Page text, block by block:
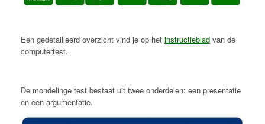
Een gedetailleerd overzicht vind je op het instructieblad van de
computertest.
De mondelinge test bestaat uit twee onderdelen: een presentatie
en een argumentatie.